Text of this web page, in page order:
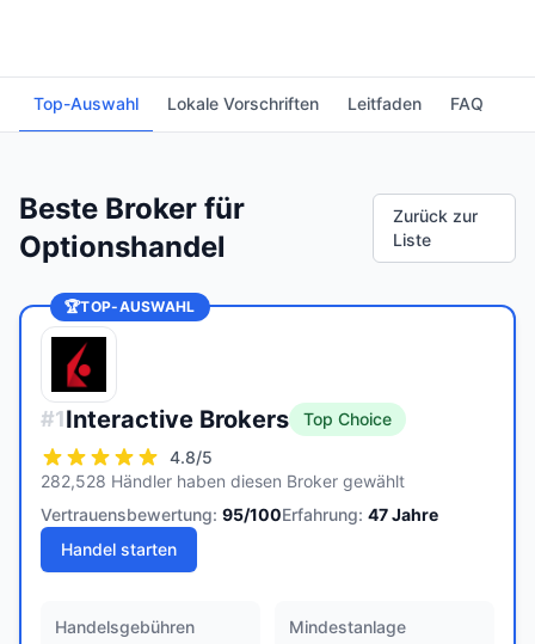
Top-Auswahl Lokale Vorschriften Leitfaden FAQ
Beste Broker für
Optionshandel
Zurück zur
Liste
🏆TOP-AUSWAHL
#1Interactive Brokers
Top Choice
4.8/5
282,528 Händler haben diesen Broker gewählt
Vertrauensbewertung: 95/100Erfahrung: 47Jahre
Handel starten
Handelsgebühren
Mindestanlage